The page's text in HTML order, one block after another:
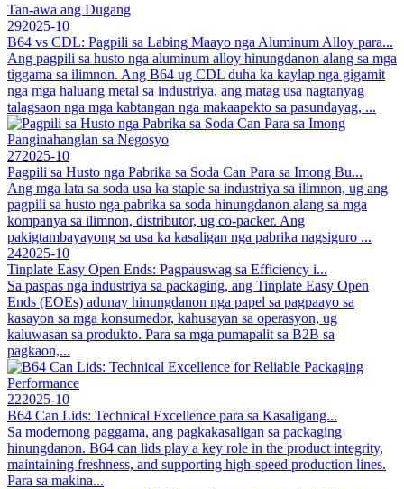
Tan-awa ang Dugang
292025-10
B64 vs CDL: Pagpili sa Labing Maayo nga Aluminum Alloy para...
Ang pagpili sa husto nga aluminum alloy hinungdanon alang sa mga
tiggama sa ilimnon. Ang B64 ug CDL duha ka kaylap nga gigamit
nga mga haluang metal sa industriya, ang matag usa nagtanyag
talagsaon nga mga kabtangan nga makaapekto sa pasundayag, ...
272025-10
Pagpili sa Husto nga Pabrika sa Soda Can Para sa Imong Bu...
Ang mga lata sa soda usa ka staple sa industriya sa ilimnon, ug ang
pagpili sa husto nga pabrika sa soda hinungdanon alang sa mga
kompanya sa ilimnon, distributor, ug co-packer. Ang
pakigtambayayong sa usa ka kasaligan nga pabrika nagsiguro ...
242025-10
Tinplate Easy Open Ends: Pagpauswag sa Efficiency i...
Sa paspas nga industriya sa packaging, ang Tinplate Easy Open
Ends (EOEs) adunay hinungdanon nga papel sa pagpaayo sa
kasayon ​​​​sa mga konsumedor, kahusayan sa operasyon, ug
kaluwasan sa produkto. Para sa mga pumapalit sa B2B sa
pagkaon,...
222025-10
B64 Can Lids: Technical Excellence para sa Kasaligang...
Sa modernong paggama, ang pagkakasaligan sa packaging
hinungdanon. B64 can lids play a key role in the product integrity,
maintaining freshness, and supporting high-speed production lines.
Para sa makina...